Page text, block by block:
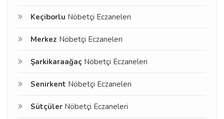
Keçiborlu Nöbetçi Eczaneleri
Merkez Nöbetçi Eczaneleri
Şarkikaraağaç Nöbetçi Eczaneleri
Senirkent Nöbetçi Eczaneleri
Sütçüler Nöbetçi Eczaneleri